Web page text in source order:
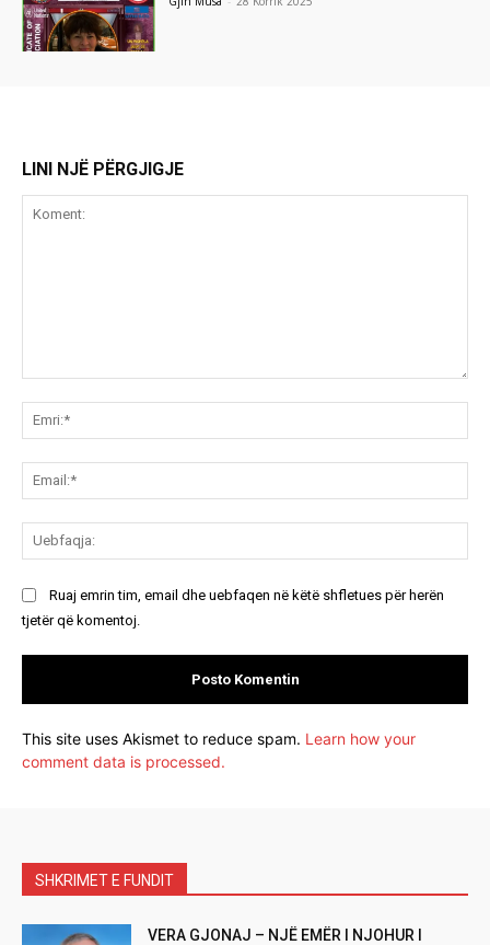
LINI NJË PËRGJIGJE
Ruaj emrin tim, email dhe uebfaqen në këtë shfletues për herën
tjetër që komentoj.
This site uses Akismet to reduce spam. Learn how your
comment data is processed.
SHKRIMET E FUNDIT
VERA GJONAJ – NJË EMËR I NJOHUR I